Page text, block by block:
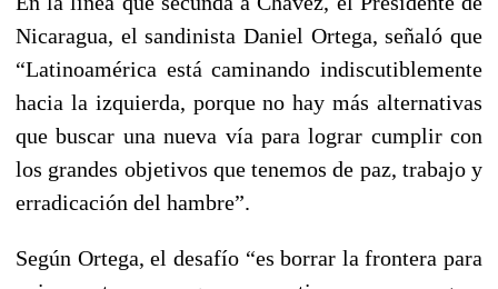
Nicaragua, el sandinista Daniel Ortega, señaló que
“Latinoamérica está caminando indiscutiblemente
hacia la izquierda, porque no hay más alternativas
que buscar una nueva vía para lograr cumplir con
los grandes objetivos que tenemos de paz, trabajo y
erradicación del hambre”.
Según Ortega, el desafío “es borrar la frontera para